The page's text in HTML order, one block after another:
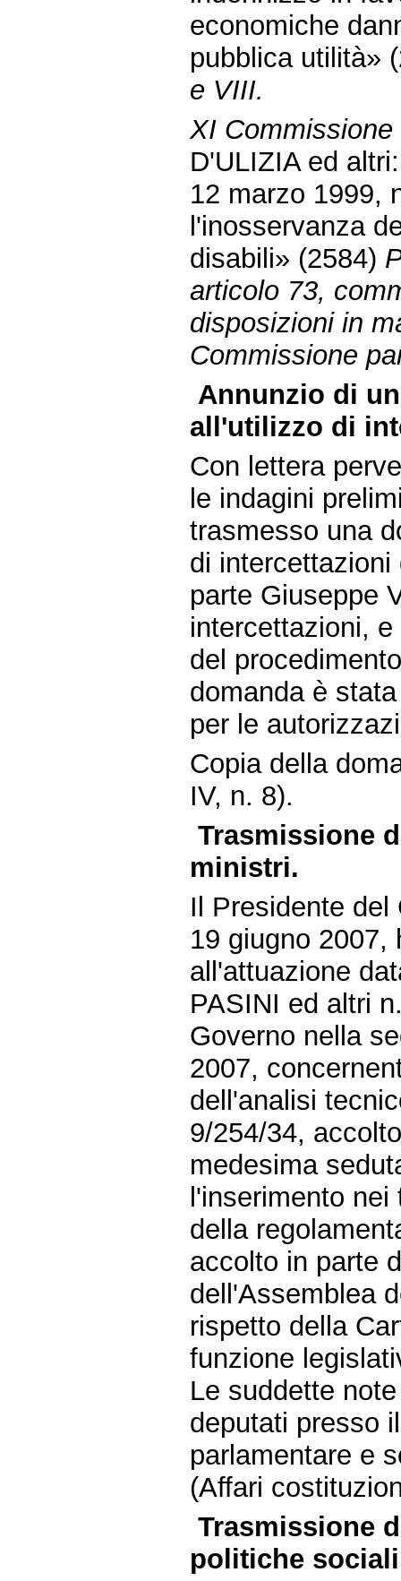
economiche
pubblica utilità»
e VIII.
XI Commissione
D'ULIZIA ed
12 marzo 1999,
l'inosservanza
disabili» (2584)
articolo 73,
disposizioni in
Commissione
Annunzio di
all'utilizzo di
Con lettera
le indagini
trasmesso una
di
parte Giuseppe
intercettazioni,
del
domanda è
per le
Copia della
IV, n. 8).
Trasmissione
ministri.
Il Presidente
19 giugno 2007,
all'attuazione
PASINI ed altri
Governo nella
2007,
dell'analisi
9/254/34,
medesima
l'inserimento
della
accolto in parte
dell'Assemblea
rispetto della
funzione
Le suddette
deputati presso
parlamentare e
(Affari
Trasmissione
politiche